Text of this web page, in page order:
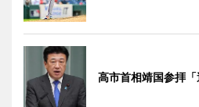
高市首相靖国参拝「